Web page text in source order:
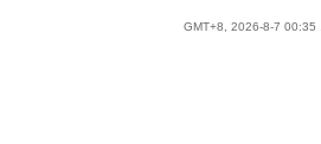
GMT+8, 2026-8-7 00:35